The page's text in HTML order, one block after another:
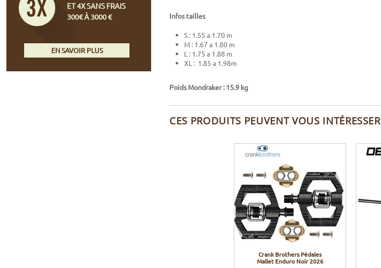
Infos tailles
S : 1.55 a 1.70 m
M : 1.67 a 1.80 m
L : 1.75 a 1.88 m
XL : 1.85 a 1.98m
Poids Mondraker : 15.9 kg
CES PRODUITS PEUVENT VOUS INTÉRESSER
Crank Brothers Pédales
Mallet Enduro Noir 2026
ET 4X SANS FRAIS
300€ À 3000 €
EN SAVOIR PLUS